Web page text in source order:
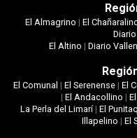
El Almagrino | El
El Altino | Diario
El Comunal | El Serenense| El
| El Andacollino |
La Perla del Limarí|El
Illapelino | El